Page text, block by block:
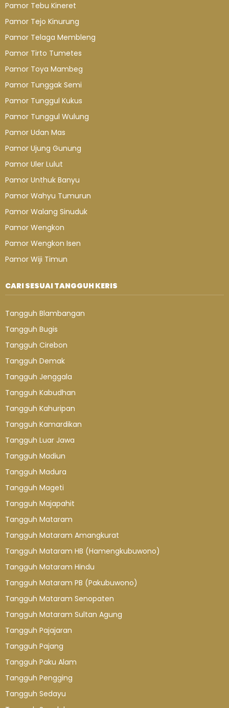
Pamor Tebu Kineret
Pamor Tejo Kinurung
Pamor Telaga Membleng
Pamor Tirto Tumetes
Pamor Toya Mambeg
Pamor Tunggak Semi
Pamor Tunggul Kukus
Pamor Tunggul Wulung
Pamor Udan Mas
Pamor Ujung Gunung
Pamor Uler Lulut
Pamor Unthuk Banyu
Pamor Wahyu Tumurun
Pamor Walang Sinuduk
Pamor Wengkon
Pamor Wengkon Isen
Pamor Wiji Timun
CARI SESUAI TANGGUH KERIS
Tangguh Blambangan
Tangguh Bugis
Tangguh Cirebon
Tangguh Demak
Tangguh Jenggala
Tangguh Kabudhan
Tangguh Kahuripan
Tangguh Kamardikan
Tangguh Luar Jawa
Tangguh Madiun
Tangguh Madura
Tangguh Mageti
Tangguh Majapahit
Tangguh Mataram
Tangguh Mataram Amangkurat
Tangguh Mataram HB (Hamengkubuwono)
Tangguh Mataram Hindu
Tangguh Mataram PB (Pakubuwono)
Tangguh Mataram Senopaten
Tangguh Mataram Sultan Agung
Tangguh Pajajaran
Tangguh Pajang
Tangguh Paku Alam
Tangguh Pengging
Tangguh Sedayu